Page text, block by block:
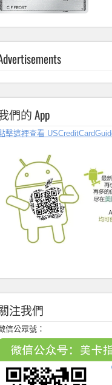
們的 App
擊這裡查看
注我們
信公眾號：